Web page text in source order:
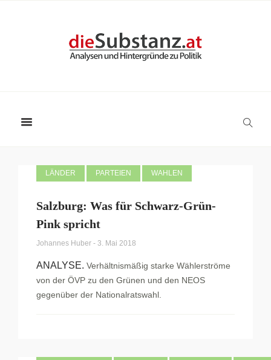
LÄNDER PARTEIEN WAHLEN
Salzburg: Was für Schwarz-Grün-
Pink spricht
Johannes Huber - 3. Mai 2018
ANALYSE. Verhältnismäßig starke Wählerströme
von der ÖVP zu den Grünen und den NEOS
gegenüber der Nationalratswahl.